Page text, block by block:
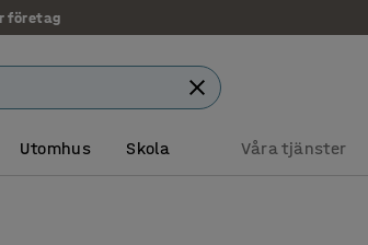
Utomhus Skola Våra tjänster